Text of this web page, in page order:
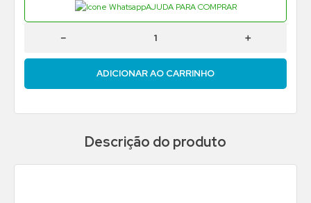
AJUDA PARA COMPRAR
＋
－
ADICIONAR AO CARRINHO
Descrição do produto